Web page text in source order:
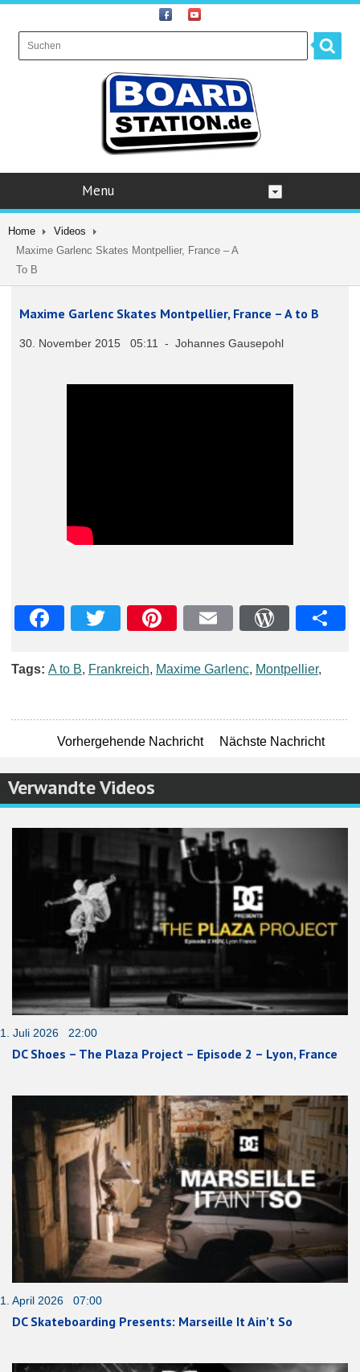
Menu
Home
Videos
Maxime Garlenc Skates Montpellier, France – A
To B
Maxime Garlenc Skates Montpellier, France – A to B
30. November 2015 05:11 - Johannes Gausepohl
Tags: A to B, Frankreich, Maxime Garlenc, Montpellier,
Vorhergehende Nachricht Nächste Nachricht
Verwandte Videos
1. Juli 2026 22:00
DC Shoes – The Plaza Project – Episode 2 – Lyon, France
1. April 2026 07:00
DC Skateboarding Presents: Marseille It Ain’t So